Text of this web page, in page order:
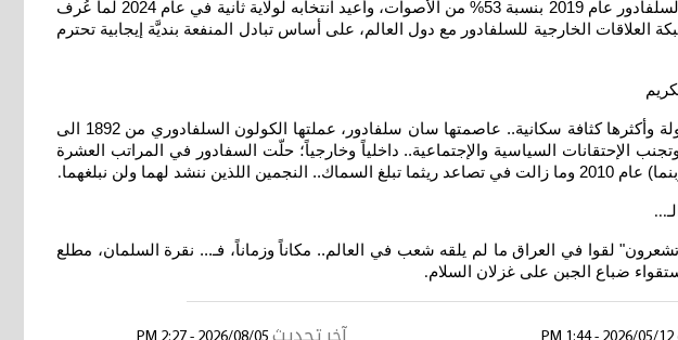
ولد أبو كايلة في العام 1981 لأب فلسطيني آرماندو أبو كايلة قطان، من بيت لحم، وأم سلفادورية.. فاز برئاسة السلفادور عام 2019 بنسبة 53% من الأصوات، وأعيد انتخابه لولاية ثانية في عام 2024 لما عُرف
الخارجية للسلفادور مع دول العالم، على أساس تبادل المنفعة بنديَّة إيجابية تحترم
وقبل العودة الى مظلومية الفيليين، أعرج على جمهورية السلفادور الواقعة في أمريكا الوسطى، وهي أصغر دولة وأكثرها كثافة سكانية.. عاصمتها سان سلفادور، عملتها الكولون السلفادوري من 1892 الى
وتجنب الإحتقانات السياسية والإجتماعية.. داخلياً وخارجياً؛ حلّت السفادور في المراتب العشرة
ولن نبلغهما
.
...
لقوا في العراق ما لم يلقه شعب في العالم.. مكاناً وزماناً، فـ... نقرة السلمان، مطلع
ضباع الجبن على غزلان السلام.